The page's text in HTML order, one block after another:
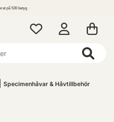
betyg
Specimenhåvar & Håvtillbehör